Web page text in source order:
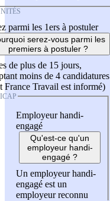
parmi les 1ers à postuler
serez-vous parmi les
premiers à postuler ?
de plus de 15 jours,
moins de 4 candidatures
France Travail est informé)
Employeur handi-
engagé
Qu'est-ce qu'un
employeur handi-
engagé ?
Un employeur handi-
engagé est un
employeur reconnu